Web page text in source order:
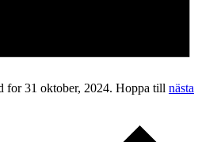
for 31 oktober, 2024. Hoppa till nästa